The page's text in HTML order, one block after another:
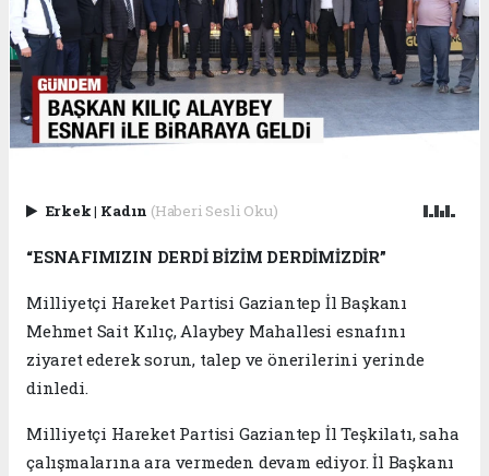
Erkek| Kadın (Haberi Sesli Oku)
“ESNAFIMIZIN DERDİ BİZİM DERDİMİZDİR”
Milliyetçi Hareket Partisi Gaziantep İl Başkanı
Mehmet Sait Kılıç, Alaybey Mahallesi esnafını
ziyaret ederek sorun, talep ve önerilerini yerinde
dinledi.
Milliyetçi Hareket Partisi Gaziantep İl Teşkilatı, saha
çalışmalarına ara vermeden devam ediyor. İl Başkanı